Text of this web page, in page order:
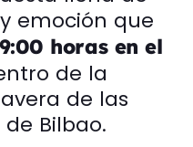
emoción que
horas enel
de la
de las
Bilbao.